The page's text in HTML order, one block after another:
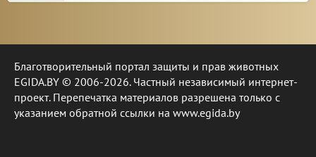
Благотворительный портал защиты и прав животных
EGIDA.BY © 2006-2026. Частный независимый интернет-
проект. Перепечатка материалов разрешена только с
указанием обратной ссылки на www.egida.by